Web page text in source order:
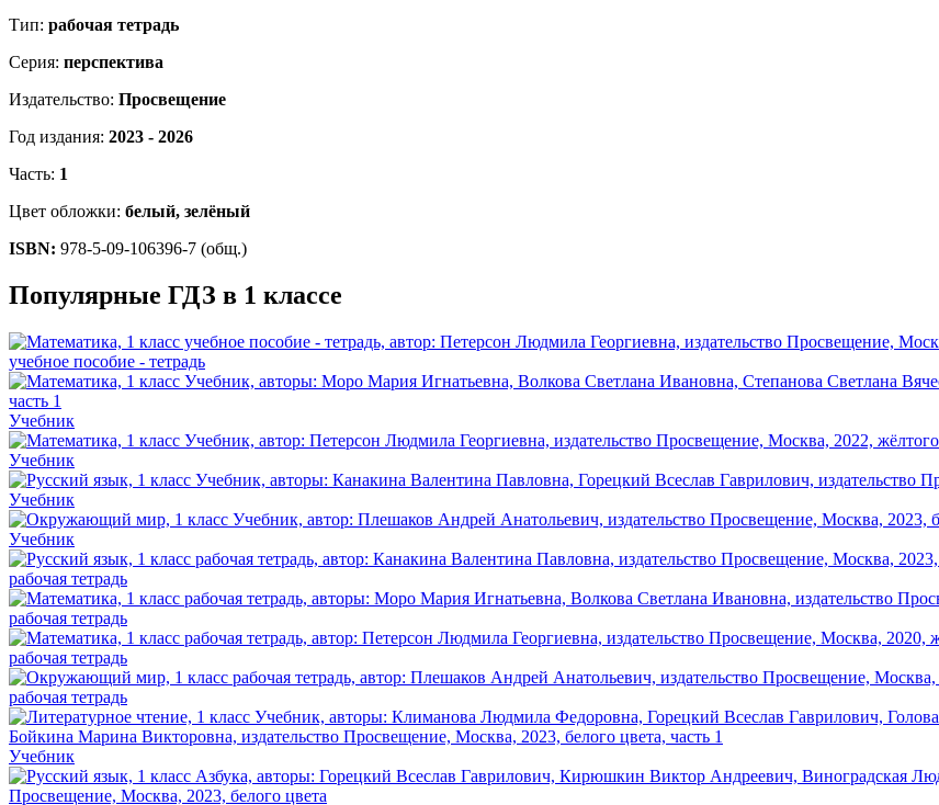
Тип: рабочая тетрадь
Серия: перспектива
Издательство: Просвещение
Год издания: 2023 - 2026
Часть: 1
Цвет обложки: белый, зелёный
ISBN: 978-5-09-106396-7 (общ.)
Популярные ГДЗ в 1 классе
учебное пособие - тетрадь
Учебник
Учебник
Учебник
Учебник
рабочая тетрадь
рабочая тетрадь
рабочая тетрадь
рабочая тетрадь
Учебник